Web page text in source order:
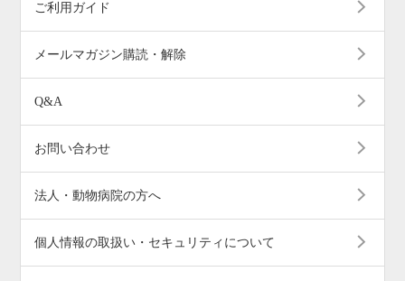
ご利用ガイド
メールマガジン購読・解除
Q&A
お問い合わせ
法人・動物病院の方へ
個人情報の取扱い・セキュリティについて